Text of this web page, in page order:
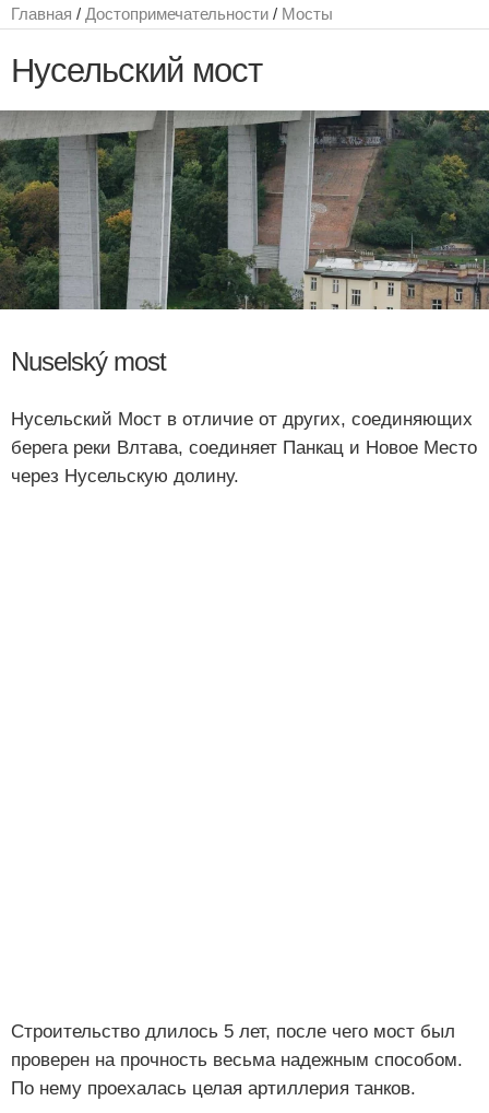
Главная / Достопримечательности / Мосты
Нусельский мост
Nuselský most
Нусельский Мост в отличие от других, соединяющих
берега реки Влтава, соединяет Панкац и Новое Место
через Нусельскую долину.
Строительство длилось 5 лет, после чего мост был
проверен на прочность весьма надежным способом.
По нему проехалась целая артиллерия танков.